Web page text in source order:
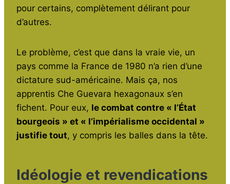
pour certains, complètement délirant pour
d’autres.
Le problème, c’est que dans la vraie vie, un
pays comme la France de 1980 n’a rien d’une
dictature sud-américaine. Mais ça, nos
apprentis Che Guevara hexagonaux s’en
fichent. Pour eux, le combat contre « l’État
bourgeois » et « l’impérialisme occidental »
justifie tout, y compris les balles dans la tête.
Idéologie et revendications